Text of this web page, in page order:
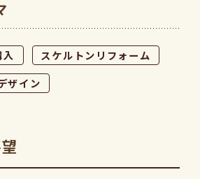
入
スケルトンリフォーム
ザイン